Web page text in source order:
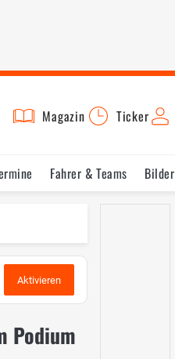
Magazin Ticker
Fahrer & Teams Bilder
Aktivieren
Podium